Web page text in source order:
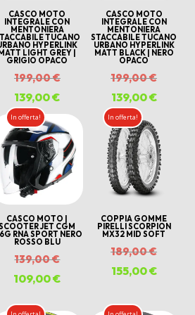
CASCO MOTO
INTEGRALE CON
MENTONIERA
TUCANO
HYPERLINK
LIGHT GREY |
GRIGIO OPACO
199,00€Il
prezzo
originale
era:
199,00 €.
139,00€Il
prezzo
attuale
è:
139,00 €.
CASCO MOTO
INTEGRALE CON
MENTONIERA
STACCABILE TUCANO
URBANO HYPERLINK
MATT BLACK | NERO
OPACO
199,00€Il
prezzo
era:
199,00
139,00€Il
attuale
è:
139,00
In offerta!
CASCO MOTO |
JET CGM
RNA SPORT NERO
ROSSO BLU
139,00€Il
prezzo
109,00€Il
In offerta!
COPPIA GOMME
PIRELLI SCORPION
MX32 MID SOFT
189,00€Il
prezzo
era:
155,00€Il
attuale